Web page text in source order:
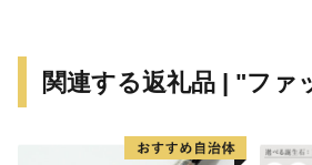
の事業に反映する「あだち虹色寄
関連する返礼品 | "ファ